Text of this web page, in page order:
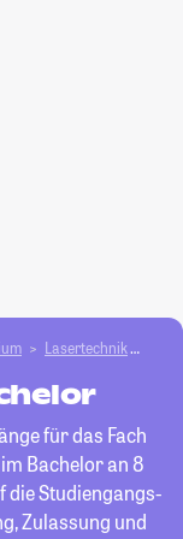
Lasertechnik
für das Fach
Bachelor an 8
die Studiengangs-
Zulassung und